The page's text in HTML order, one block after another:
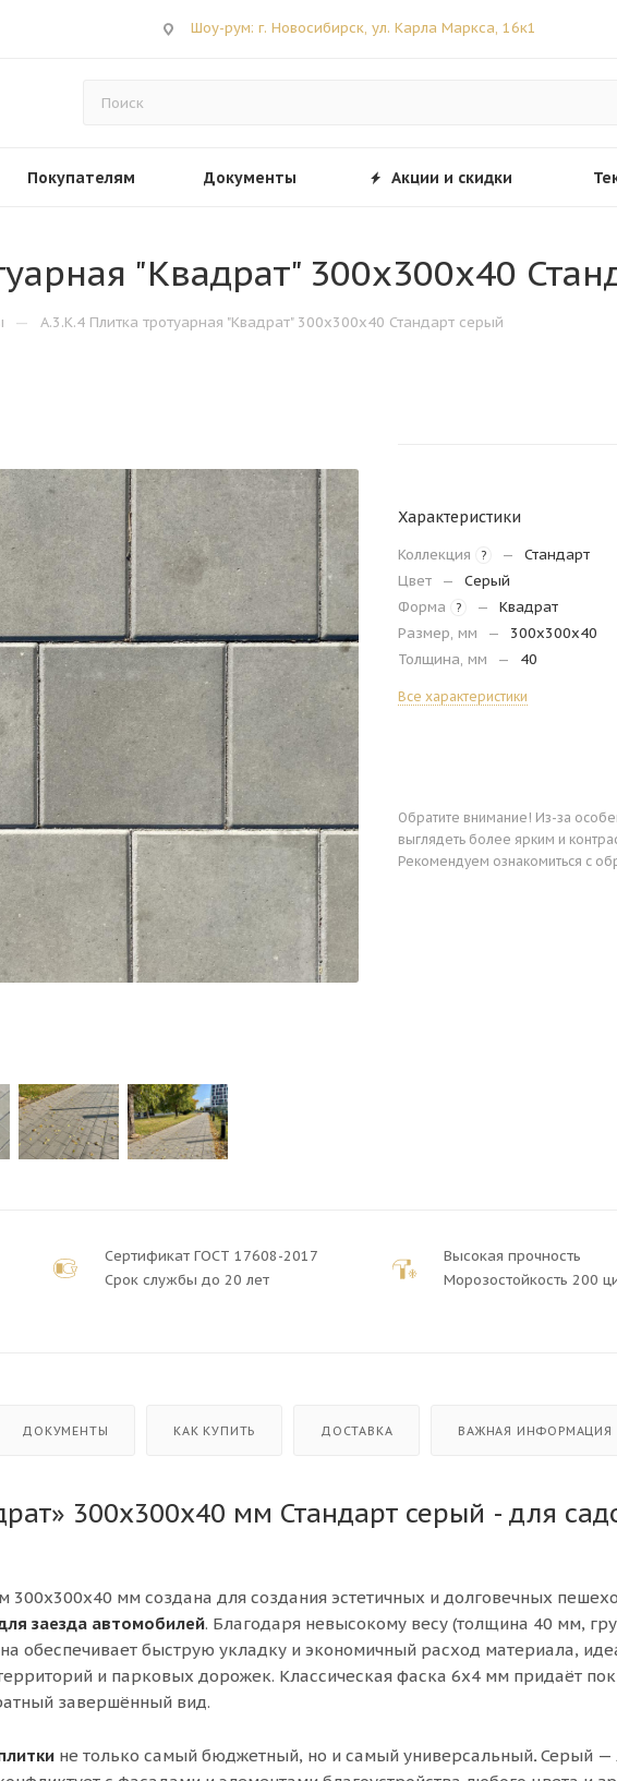
Шоу-рум: г. Новосибирск, ул. Карла Маркса, 16к1
Покупателям Документы Акции и скидки
"Квадрат" 300х300х40
— А.3.К.4 Плитка тротуарная "Квадрат" 300х300х40 Стандарт серый
Характеристики
Коллекция ? —
Стандарт
Цвет
—
Серый
Форма
? —
Квадрат
Размер, мм
—
300х300х40
Толщина, мм
— 40
Все характеристики
Обратите внимание! Из-за
выглядеть более ярким и
Рекомендуем ознакомиться с
Сертификат ГОСТ 17608-2017
Срок службы до 20 лет
Высокая прочность
Морозостойкость 200
ДОКУМЕНТЫ КАК КУПИТЬ ДОСТАВКА ВАЖНАЯ ИНФОРМАЦИЯ
300х300х40 мм Стандарт серый - для
300х300х40 мм создана для создания эстетичных и долговечных
заезда автомобилей. Благодаря невысокому весу (толщина 40 мм,
обеспечивает быструю укладку и экономичный расход материала,
и парковых дорожек. Классическая фаска 6х4 мм придаёт
завершённый вид.
не только самый бюджетный, но и самый универсальный. Серый —